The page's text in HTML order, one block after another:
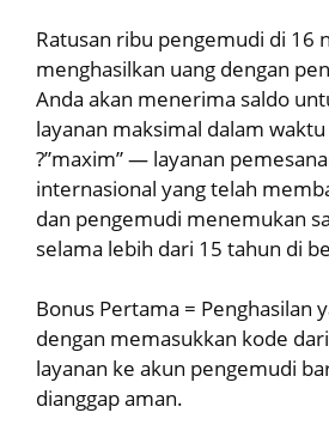
Ratusan ribu pengemudi di 16
menghasilkan uang dengan
Anda akan menerima saldo
layanan maksimal dalam
?”maxim” — layanan
internasional yang telah
dan pengemudi menemukan
selama lebih dari 15 tahun di
Bonus Pertama = Penghasilan
dengan memasukkan kode
layanan ke akun pengemudi
dianggap aman.